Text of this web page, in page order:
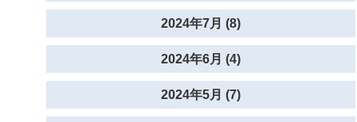
2024年7月 (8)
2024年6月 (4)
2024年5月 (7)